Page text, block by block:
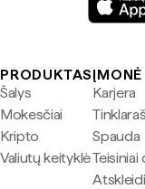
PRODUKTAS
Šalys
Mokesčiai
Kripto
Valiutų keityklė
ĮMONĖ
Karjera
Spauda